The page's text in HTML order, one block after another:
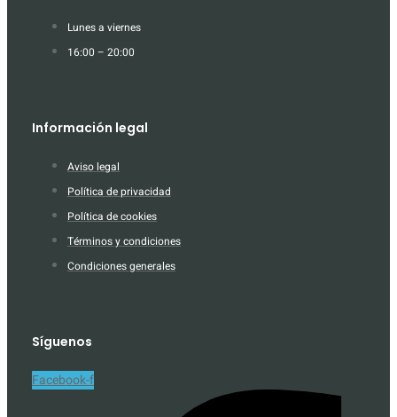
Lunes a viernes
16:00 – 20:00
Información legal
Aviso legal
Política de privacidad
Política de cookies
Términos y condiciones
Condiciones generales
Síguenos
Facebook-f